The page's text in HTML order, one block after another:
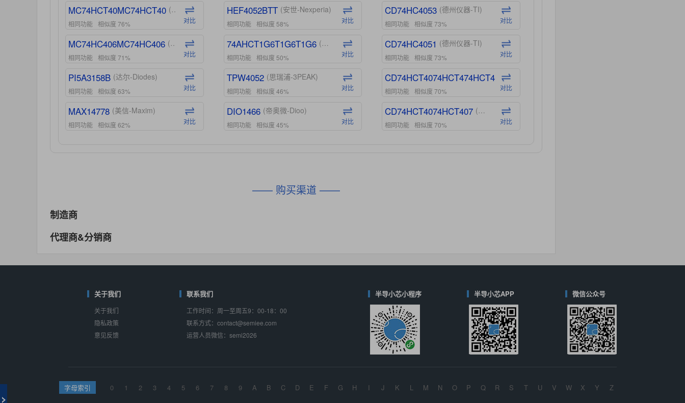
MC74HCT40MC74HCT40 (安森美-ON)
相同功能 相似度 76% 对比
MC74HC406MC74HC406 (安森美-ON)
相同功能 相似度 71% 对比
PI5A3158B (达尔-Diodes)
相同功能 相似度 63% 对比
MAX14778 (美信-Maxim)
相同功能 相似度 62% 对比
MAX14760
M74HC4852
相同功能 相似度 50% 对比
TC4052BFT (东芝-Toshiba)
相似度 50% 对比
ADG784
相同功能 对比
HEF4052BTT (安世-Nexperia)
相同功能 相似度 58% 对比
74AHCT1G6T1G6T1G6 (安世-Nexperia)
相同功能 相似度 50% 对比
TPW4052 (思瑞浦-3PEAK)
相同功能 相似度 46% 对比
DIO1466 (帝奥微-Dioo)
相同功能 相似度 45% 对比
相似度 44%
CD4052 (思扬微-Siyom)
相同功能 相似度 35%
对比
CD74HC4053 (德州仪器-TI)
相同功能 相似度 73% 对比
CD74HC4051 (德州仪器-TI)
相同功能 相似度 73% 对比
CD74HCT4074HCT474HCT4 (德州仪器-TI)
相同功能 相似度 70% 对比
CD74HCT4074HCT407 (德州仪器-TI)
相同功能 相似度 70% 对比
—— 购买渠道 ——
制造商
代理商&分销商
关于我们
关于我们
隐私政策
意见反馈
联系我们
工作时间：周一至周五9：00-18：00
联系方式：contact@semiee.com
运营人员微信：semi2026
半导小芯小程序 半导小芯APP 微信公众号
字母索引 0 1 2 3 4 5 6 7 8 9 A B C D E F G H I J K L M N O P Q R S T U V W X Y Z